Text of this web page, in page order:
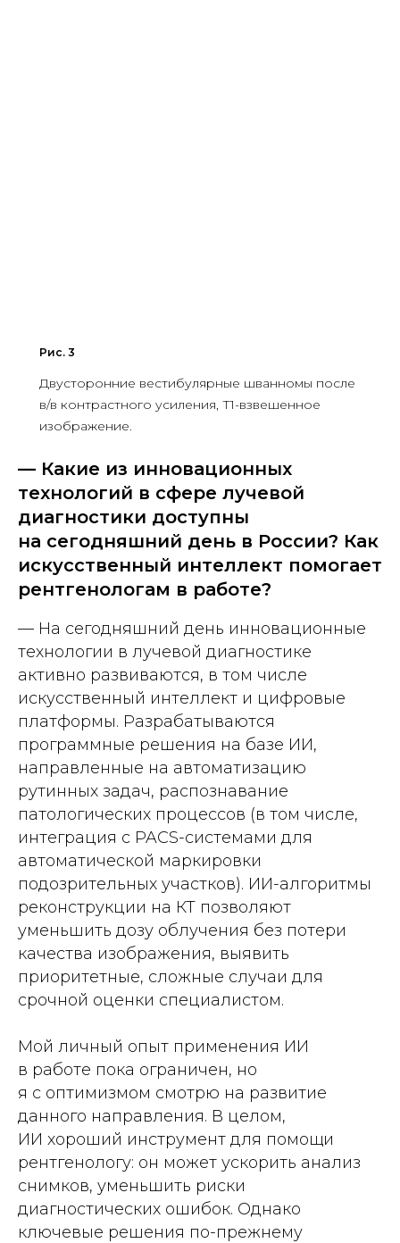
Рис. 3
Двусторонние вестибулярные шванномы после
в/в контрастного усиления, Т1-взвешенное
изображение.
— Какие из инновационных
технологий в сфере лучевой
диагностики доступны
на сегодняшний день в России? Как
искусственный интеллект помогает
рентгенологам в работе?
— На сегодняшний день инновационные
технологии в лучевой диагностике
активно развиваются, в том числе
искусственный интеллект и цифровые
платформы. Разрабатываются
программные решения на базе ИИ,
направленные на автоматизацию
рутинных задач, распознавание
патологических процессов (в том числе,
интеграция с PACS-системами для
автоматической маркировки
подозрительных участков). ИИ-алгоритмы
реконструкции на КТ позволяют
уменьшить дозу облучения без потери
качества изображения, выявить
приоритетные, сложные случаи для
срочной оценки специалистом.
Мой личный опыт применения ИИ
в работе пока ограничен, но
я с оптимизмом смотрю на развитие
данного направления. В целом,
ИИ хороший инструмент для помощи
рентгенологу: он может ускорить анализ
снимков, уменьшить риски
диагностических ошибок. Однако
ключевые решения по-прежнему